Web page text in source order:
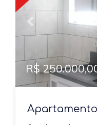
Previous
R$
Apartamento